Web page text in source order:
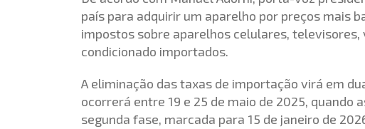
país para adquirir um aparelho por preços mais
impostos sobre aparelhos celulares, televisores,
condicionado importados.
A eliminação das taxas de importação virá em
ocorrerá entre 19 e 25 de maio de 2025, quando
segunda fase, marcada para 15 de janeiro de